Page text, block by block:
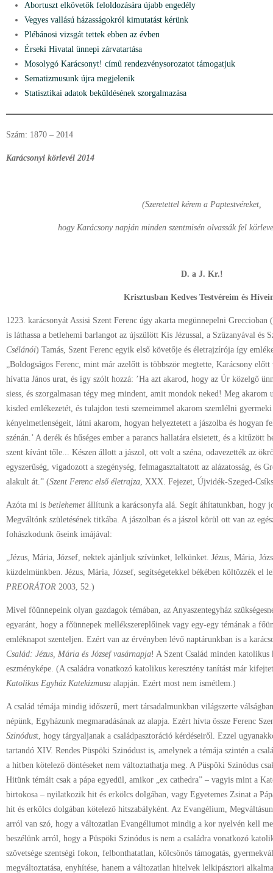
Abortuszt elkövetők feloldozására újabb engedély
Vegyes vallású házasságokról kimutatást kérünk
Plébánosi vizsgát tettek ebben az évben
Érseki Hivatal ünnepi zárvatartása
Mosolygó Karácsonyt! című rendezvénysorozatot támogatjuk
Sematizmusunk újra megjelenik
Statisztikai adatok beküldésének szorgalmazása
Szám: 1870 – 2014
Karácsonyi körlevél 2014
(Szeretettel kérem a Paptestvéreket,
hogy Karácsony napján minden szentmisén olvassák fel
D. a J. Kr.!
Krisztusban Kedves Testvéreim és
1223. karácsonyát Assisi Szent Ferenc úgy akarta megünnepelni Greccioban
is láthassa a betlehemi barlangot az újszülött Kis Jézussal, a Szűzanyával és
Csélánói) Tamás, Szent Ferenc egyik első követője és életrajzírója így
„Boldogságos Ferenc, mint már azelőtt is többször megtette, Karácsony
hívatta János urat, és így szólt hozzá: ’Ha azt akarod, hogy az Úr közelgő
siess, és szorgalmasan tégy meg mindent, amit mondok neked! Meg akarom
kisded emlékezetét, és tulajdon testi szemeimmel akarom szemlélni
kényelmetlenségeit, látni akarom, hogyan helyeztetett a jászolba és hogyan
szénán.’ A derék és hűséges ember a parancs hallatára elsietett, és a kitűzött
szent kívánt tőle... Készen állott a jászol, ott volt a széna, odavezették az
egyszerűség, vigadozott a szegénység, felmagasztaltatott az alázatosság, és
alakult át.” (Szent Ferenc első életrajza, XXX. Fejezet, Újvidék-Szeged-
Azóta mi is betlehemet állítunk a karácsonyfa alá. Segít áhítatunkban, hogy
Megváltónk születésének titkába. A jászolban és a jászol körül ott van az
fohászkodunk őseink imájával:
„Jézus, Mária, József, nektek ajánljuk szívünket, lelkünket. Jézus, Mária,
küzdelmünkben. Jézus, Mária, József, segítségetekkel békében költözzék el
PREORÁTOR 2003, 52.)
Mivel főünnepeink olyan gazdagok témában, az Anyaszentegyház
egyaránt, hogy a főünnepek mellékszereplőinek vagy egy-egy témának a
emléknapot szenteljen. Ezért van az érvényben lévő naptárunkban is a
Család: Jézus, Mária és József vasárnapja! A Szent Család minden katolikus
eszményképe. (A családra vonatkozó katolikus keresztény tanítást már
Katolikus Egyház Katekizmusa alapján. Ezért most nem ismétlem.)
A család témája mindig időszerű, mert társadalmunkban világszerte
népünk, Egyházunk megmaradásának az alapja. Ezért hívta össze Ferenc
Szinódust, hogy tárgyaljanak a családpasztoráció kérdéseiről. Ezzel
tartandó XIV. Rendes Püspöki Szinódust is, amelynek a témája szintén a
a hitben kötelező döntéseket nem változtathatja meg. A Püspöki Szinódus
Hitünk témáit csak a pápa egyedül, amikor „ex cathedra” – vagyis mint a
birtokosa – nyilatkozik hit és erkölcs dolgában, vagy Egyetemes Zsinat a
hit és erkölcs dolgában kötelező hitszabályként. Az Evangélium,
arról van szó, hogy a változatlan Evangéliumot mindig a kor nyelvén kell
beszélünk arról, hogy a Püspöki Szinódus is nem a családra vonatkozó
szövetsége szentségi fokon, felbonthatatlan, kölcsönös támogatás,
megváltoztatása, enyhítése, hanem a változatlan hitelvek lelkipásztori